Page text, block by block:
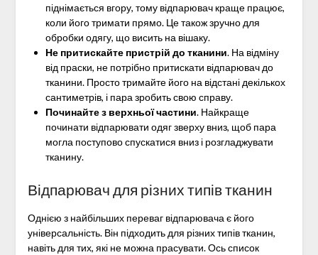
піднімається вгору, тому відпарювач краще працює,
коли його тримати прямо. Це також зручно для
обробки одягу, що висить на вішаку.
Не притискайте пристрій до тканини. На відміну
від праски, не потрібно притискати відпарювач до
тканини. Просто тримайте його на відстані декількох
сантиметрів, і пара зробить свою справу.
Починайте з верхньої частини. Найкраще
починати відпарювати одяг зверху вниз, щоб пара
могла поступово спускатися вниз і розгладжувати
тканину.
Відпарювач для різних типів тканин
Однією з найбільших переваг відпарювача є його
універсальність. Він підходить для різних типів тканин,
навіть для тих, які не можна прасувати. Ось список